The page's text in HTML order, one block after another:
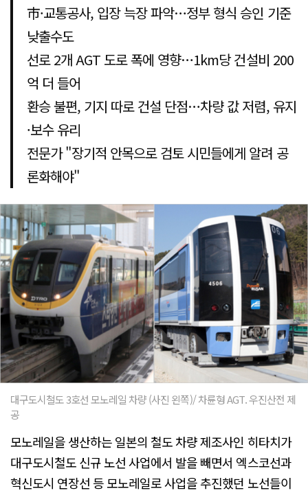
市·교통공사, 입장 늑장 파악…정부 형식 승인 기준
낮출수도
선로 2개 AGT 도로 폭에 영향…1km당 건설비 200
억 더 들어
환승 불편, 기지 따로 건설 단점…차량 값 저렴, 유지
·보수 유리
전문가 "장기적 안목으로 검토 시민들에게 알려 공
론화해야"
대구도시철도 3호선 모노레일 차량 (사진 왼쪽)/ 차륜형 AGT. 우진산전 제
공
모노레일을 생산하는 일본의 철도 차량 제조사인 히타치가
대구도시철도 신규 노선 사업에서 발을 빼면서 엑스코선과
혁신도시 연장선 등 모노레일로 사업을 추진했던 노선들이